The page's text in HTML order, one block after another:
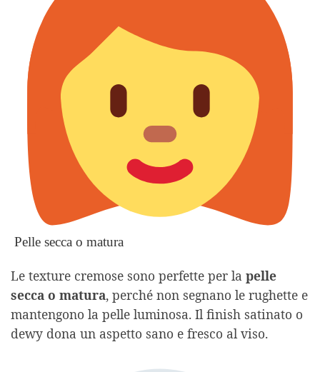
Pelle secca o matura
Le texture cremose sono perfette per la pelle
secca o matura, perché non segnano le rughette e
mantengono la pelle luminosa. Il finish satinato o
dewy dona un aspetto sano e fresco al viso.